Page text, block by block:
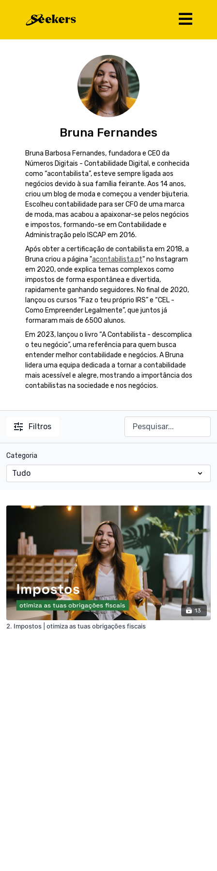
Bruna Fernandes
Bruna Barbosa Fernandes, fundadora e CEO da
Números Digitais - Contabilidade Digital, e conhecida
como “acontabilista”, esteve sempre ligada aos
negócios devido à sua família feirante. Aos 14 anos,
criou um blog de moda e começou a vender bijuteria.
Escolheu contabilidade para ser CFO de uma marca
de moda, mas acabou a apaixonar-se pelos negócios
e impostos, formando-se em Contabilidade e
Administração pelo ISCAP em 2016.
Após obter a certificação de contabilista em 2018, a
Bruna criou a página "acontabilista.pt" no Instagram
em 2020, onde explica temas complexos como
impostos de forma espontânea e divertida,
rapidamente ganhando seguidores. No final de 2020,
lançou os cursos “Faz o teu próprio IRS” e “CEL -
Como Empreender Legalmente”, que juntos já
formaram mais de 6500 alunos.
Em 2023, lançou o livro “A Contabilista - descomplica
o teu negócio”, uma referência para quem busca
entender melhor contabilidade e negócios. A Bruna
lidera uma equipa dedicada a tornar a contabilidade
mais acessível e alegre, mostrando a importância dos
contabilistas na sociedade e nos negócios.
Filtros
Categoria
13
2. Impostos | otimiza as tuas obrigações fiscais